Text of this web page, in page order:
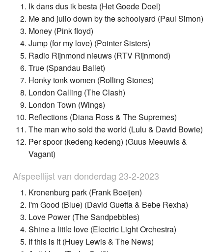
Ik dans dus ik besta (Het Goede Doel)
Me and julio down by the schoolyard (Paul Simon)
Money (Pink floyd)
Jump (for my love) (Pointer Sisters)
Radio Rijnmond nieuws (RTV Rijnmond)
True (Spandau Ballet)
Honky tonk women (Rolling Stones)
London Calling (The Clash)
London Town (Wings)
Reflections (Diana Ross & The Supremes)
The man who sold the world (Lulu & David Bowie)
Per spoor (kedeng kedeng) (Guus Meeuwis &
Vagant)
Afspeellijst van donderdag 23-2-2023
Kronenburg park (Frank Boeijen)
I'm Good (Blue) (David Guetta & Bebe Rexha)
Love Power (The Sandpebbles)
Shine a little love (Electric Light Orchestra)
If this is it (Huey Lewis & The News)